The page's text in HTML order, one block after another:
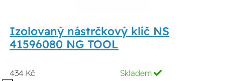
Izolovaný nástrčkový klíč NS
41596080 NG TOOL
434 Kč
Skladem